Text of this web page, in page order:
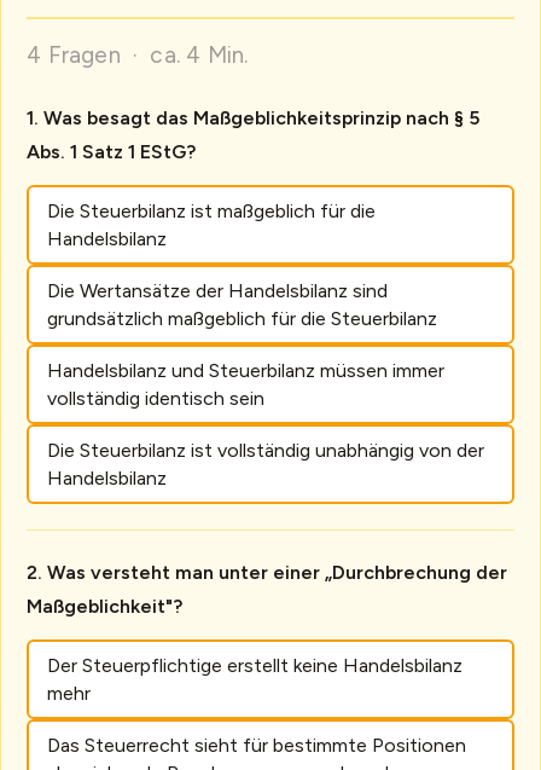
4 Fragen · ca. 4 Min.
Was besagt das Maßgeblichkeitsprinzip nach § 5
Abs. 1 Satz 1 EStG?
Die Steuerbilanz ist maßgeblich für die
Handelsbilanz
Die Wertansätze der Handelsbilanz sind
grundsätzlich maßgeblich für die Steuerbilanz
Handelsbilanz und Steuerbilanz müssen immer
vollständig identisch sein
Die Steuerbilanz ist vollständig unabhängig von der
Handelsbilanz
Was versteht man unter einer „Durchbrechung der
Maßgeblichkeit"?
Der Steuerpflichtige erstellt keine Handelsbilanz
mehr
Das Steuerrecht sieht für bestimmte Positionen